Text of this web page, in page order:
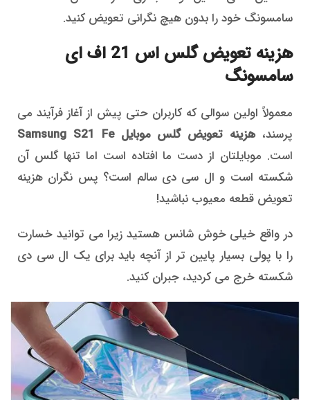
سامسونگ خود را بدون هیچ نگرانی تعویض کنید.
هزینه تعویض گلس اس 21 اف ای
سامسونگ
معمولاً اولین سوالی که کاربران حتی پیش از آغاز فرآیند می
پرسند،هزینه تعویض گلس موبایل Samsung S21 Fe
است. موبایلتان از دست ما افتاده است اما تنها گلس آن
شکسته است و ال سی دی سالم است؟ پس نگران هزینه
تعویض قطعه معیوب نباشید!
در واقع خیلی خوش شانس هستید زیرا می توانید خسارت
را با پولی بسیار پایین تر از آنچه باید برای یک ال سی دی
شکسته خرج می کردید، جبران کنید.